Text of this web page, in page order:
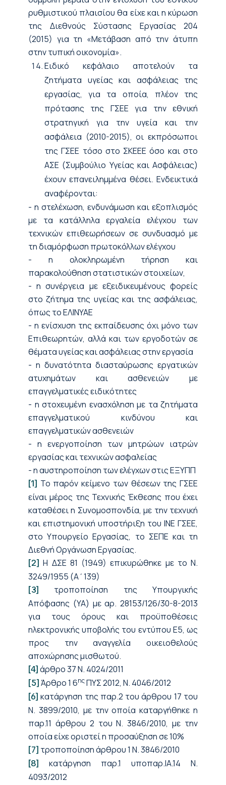
ρυθμιστικού πλαισίου θα είχε και η κύρωση
της Διεθνούς Σύστασης Εργασίας 204
(2015) για τη «Μετάβαση από την άτυπη
στην τυπική οικονομία».
Ειδικό κεφάλαιο αποτελούν τα
ζητήματα υγείας και ασφάλειας της
εργασίας, για τα οποία, πλέον της
πρότασης της ΓΣΕΕ για την εθνική
στρατηγική για την υγεία και την
ασφάλεια (2010-2015), οι εκπρόσωποι
της ΓΣΕΕ τόσο στο ΣΚΕΕΕ όσο και στο
ΑΣΕ (Συμβούλιο Υγείας και Ασφάλειας)
έχουν επανειλημμένα θέσει. Ενδεικτικά
αναφέρονται:
- η στελέχωση, ενδυνάμωση και εξοπλισμός
με τα κατάλληλα εργαλεία ελέγχου των
τεχνικών επιθεωρήσεων σε συνδυασμό με
τη διαμόρφωση πρωτοκόλλων ελέγχου
- η ολοκληρωμένη τήρηση και
παρακολούθηση στατιστικών στοιχείων,
- η συνέργεια με εξειδικευμένους φορείς
στο ζήτημα της υγείας και της ασφάλειας,
όπως το ΕΛΙΝΥΑΕ
- η ενίσχυση της εκπαίδευσης όχι μόνο των
Επιθεωρητών, αλλά και των εργοδοτών σε
θέματα υγείας και ασφάλειας στην εργασία
- η δυνατότητα διασταύρωσης εργατικών
ατυχημάτων και ασθενειών με
επαγγελματικές ειδικότητες
- η στοχευμένη ενασχόληση με τα ζητήματα
επαγγελματικού κινδύνου και
επαγγελματικών ασθενειών
- η ενεργοποίηση των μητρώων ιατρών
εργασίας και τεχνικών ασφαλείας
- η αυστηροποίηση των ελέγχων στις ΕΞΥΠΠ
[1] Το παρόν κείμενο των θέσεων της ΓΣΕΕ
είναι μέρος της Τεχνικής Έκθεσης που έχει
καταθέσει η Συνομοσπονδία, με την τεχνική
και επιστημονική υποστήριξη του ΙΝΕ ΓΣΕΕ,
στο Υπουργείο Εργασίας, το ΣΕΠΕ και τη
Διεθνή Οργάνωση Εργασίας.
[2] Η ΔΣΕ 81 (1949) επικυρώθηκε με το Ν.
3249/1955 (Α΄139)
[3]
τροποποίηση της Υπουργικής
Απόφασης (ΥΑ) με αρ. 28153/126/30-8-2013
για τους όρους και προϋποθέσεις
ηλεκτρονικής υποβολής του εντύπου Ε5, ως
προς την αναγγελία οικειοθελούς
αποχώρησης μισθωτού.
[4] άρθρο 37 Ν. 4024/2011
[5] Άρθρο 1 6ηςΠΥΣ 2012, Ν. 4046/2012
[6] κατάργηση της παρ.2 του άρθρου 17 του
Ν. 3899/2010, με την οποία καταργήθηκε η
παρ.11 άρθρου 2 του Ν. 3846/2010, με την
οποία είχε οριστεί η προσαύξηση σε 10%
[7] τροποποίηση άρθρου 1 Ν. 3846/2010
[8]
κατάργηση παρ.1 υποπαρ.ΙΑ.14 Ν.
4093/2012